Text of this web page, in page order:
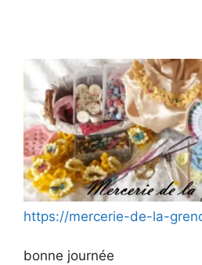
https://mercerie-de-la-
bonne journée